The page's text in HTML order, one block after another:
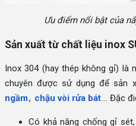
Ưu điểm nổi bật của
Sản xuất từ chất liệu inox
Inox 304 (hay thép không gỉ) là
chuyên được sử dụng để sản
ngầm, chậu vòi rửa bát… Đặc
Có khả năng chống gỉ